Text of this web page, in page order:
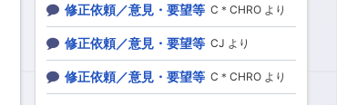
修正依頼／意見・要望等 C＊CHRO より
修正依頼／意見・要望等 CJ より
修正依頼／意見・要望等 C＊CHRO より